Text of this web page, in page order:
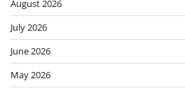
August 2026
July 2026
June 2026
May 2026